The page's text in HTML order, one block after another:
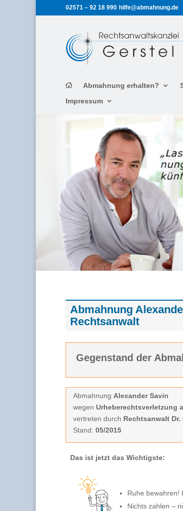
02571 – 92 18 990 hilfe@abmahnung.de
Abmahnung erhalten?
Impressum
Abmahnung
Rechtsanwalt
Gegenstand der
Abmahnung Alexander Savin
wegen Urheberechtsverletzung
vertreten durch Rechtsanwalt Dr.
Stand: 05/2015
Das ist jetzt das Wichtigste:
Ruhe bewahren!
Nichts zahlen –